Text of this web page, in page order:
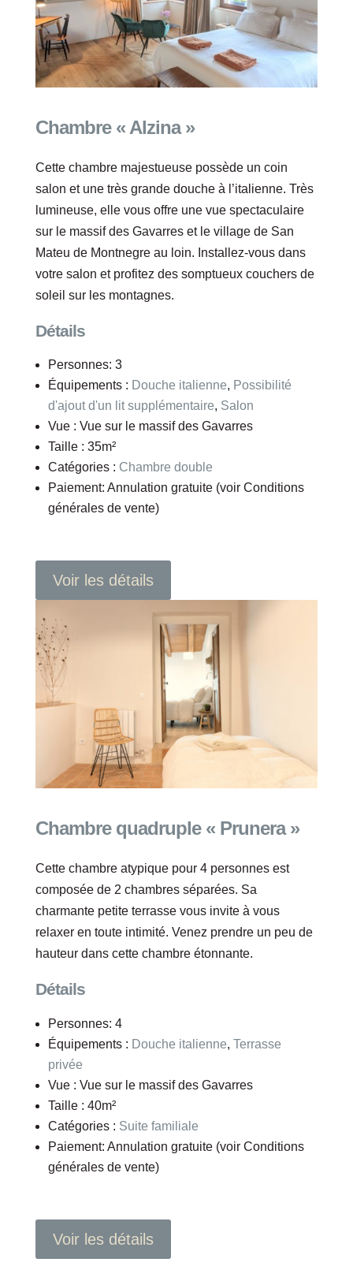
Chambre « Alzina »
Cette chambre majestueuse possède un coin
salon et une très grande douche à l’italienne. Très
lumineuse, elle vous offre une vue spectaculaire
sur le massif des Gavarres et le village de San
Mateu de Montnegre au loin. Installez-vous dans
votre salon et profitez des somptueux couchers de
soleil sur les montagnes.
Détails
Personnes: 3
Équipements : Douche italienne, Possibilité
d'ajout d'un lit supplémentaire, Salon
Vue : Vue sur le massif des Gavarres
Taille : 35m²
Catégories : Chambre double
Paiement: Annulation gratuite (voir Conditions
générales de vente)
Voir les détails
Chambre quadruple « Prunera »
Cette chambre atypique pour 4 personnes est
composée de 2 chambres séparées. Sa
charmante petite terrasse vous invite à vous
relaxer en toute intimité. Venez prendre un peu de
hauteur dans cette chambre étonnante.
Détails
Personnes: 4
Équipements : Douche italienne, Terrasse
privée
Vue : Vue sur le massif des Gavarres
Taille : 40m²
Catégories : Suite familiale
Paiement: Annulation gratuite (voir Conditions
générales de vente)
Voir les détails